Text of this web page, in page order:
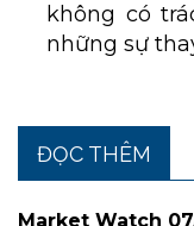
không có
những sự
ĐỌC THÊM
Market Watch